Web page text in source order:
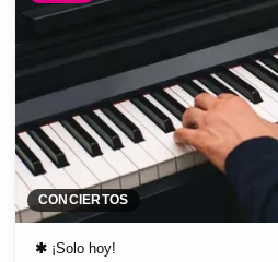
CONCIERTOS
✱ ¡Solo hoy!